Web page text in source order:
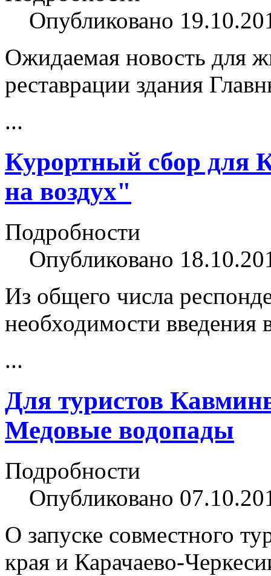
Опубликовано
Ожидаемая новость для
реставрации здания
...
Курортный сбор для
на воздух"
Подробности
Опубликовано
Из общего числа
необходимости введения
...
Для туристов
Медовые водопады
Подробности
Опубликовано
О запуске совместного
края и Карачаево-